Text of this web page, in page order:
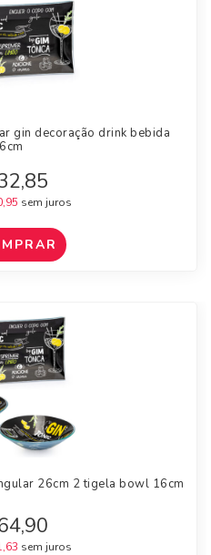
gin decoração drink bebida
sem juros
26cm 2 tigela bowl 16cm
sem juros